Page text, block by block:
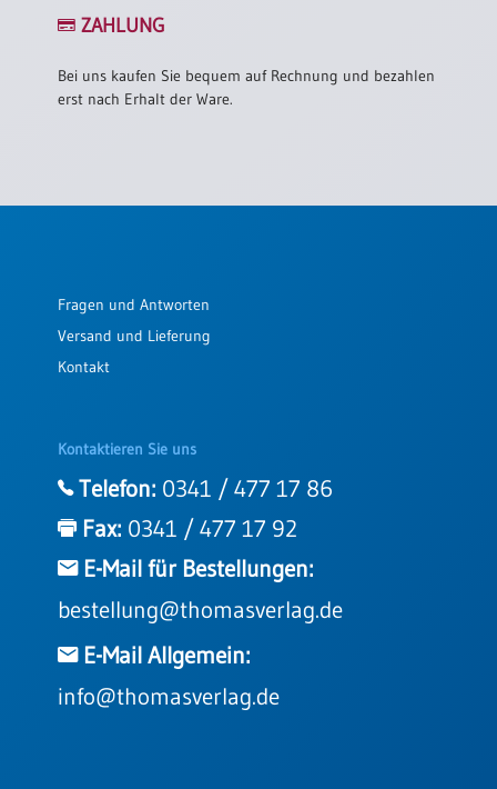
ZAHLUNG
Bei uns kaufen Sie bequem auf Rechnung und bezahlen
erst nach Erhalt der Ware.
Fragen und Antworten
Versand und Lieferung
Kontakt
Kontaktieren Sie uns
Telefon: 0341 / 477 17 86
Fax: 0341 / 477 17 92
E-Mail für Bestellungen:
bestellung@thomasverlag.de
E-Mail Allgemein:
info@thomasverlag.de